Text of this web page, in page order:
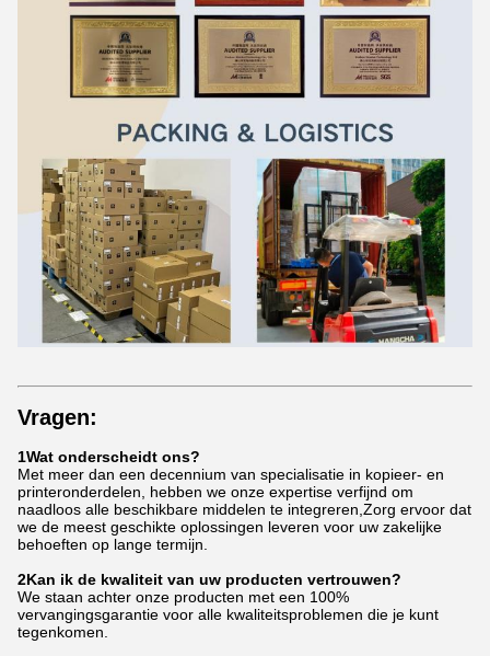
Vragen:
1Wat onderscheidt ons?
Met meer dan een decennium van specialisatie in kopieer- en
printeronderdelen, hebben we onze expertise verfijnd om
naadloos alle beschikbare middelen te integreren,Zorg ervoor dat
we de meest geschikte oplossingen leveren voor uw zakelijke
behoeften op lange termijn.
2Kan ik de kwaliteit van uw producten vertrouwen?
We staan achter onze producten met een 100%
vervangingsgarantie voor alle kwaliteitsproblemen die je kunt
tegenkomen.